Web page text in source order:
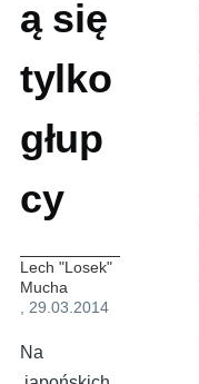
ą się
tylko
głup
cy
Lech "Losek"
Mucha
, 29.03.2014
Na